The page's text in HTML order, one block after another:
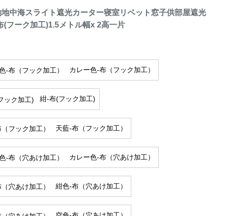
中海スライト遮光カーター寝室リベット窓子供部屋遮光
(フーク加工)1.5メトル幅x 2高一片
カレー色-布（フック加工）
紺-布(フック加工)
天藍-布（フック加工）
カレー色-布（穴あけ加工）
紺色-布（穴あけ加工）